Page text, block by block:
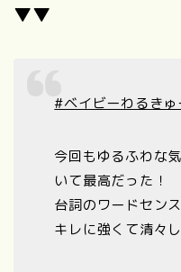
▼▼
#ベイビーわるき
今回もゆるふわな
いて最高だった！
台詞のワードセン
キレに強くて清々し